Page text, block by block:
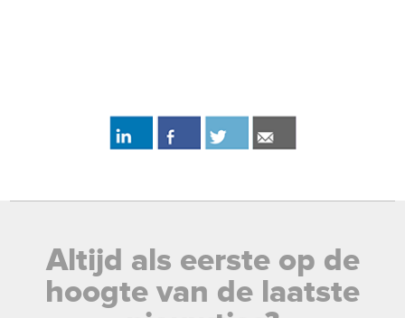
Altijd als eerste op de
hoogte van de laatste